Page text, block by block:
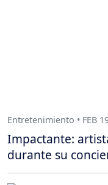
Entretenimiento • FEB
Impactante:
durante su